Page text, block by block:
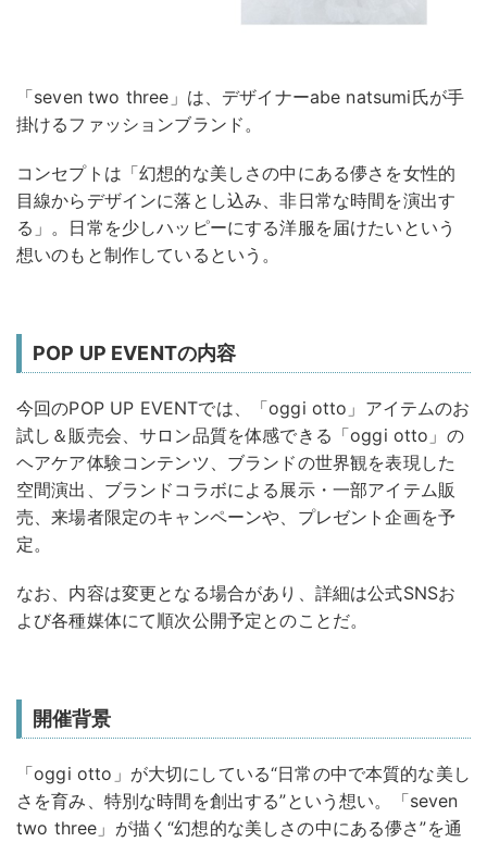
「seven two three」は、デザイナーabe natsumi氏が手
掛けるファッションブランド。
コンセプトは「幻想的な美しさの中にある儚さを女性的
目線からデザインに落とし込み、非日常な時間を演出す
る」。日常を少しハッピーにする洋服を届けたいという
想いのもと制作しているという。
POP UP EVENTの内容
今回のPOP UP EVENTでは、「oggi otto」アイテムのお
試し＆販売会、サロン品質を体感できる「oggi otto」の
ヘアケア体験コンテンツ、ブランドの世界観を表現した
空間演出、ブランドコラボによる展示・一部アイテム販
売、来場者限定のキャンペーンや、プレゼント企画を予
定。
なお、内容は変更となる場合があり、詳細は公式SNSお
よび各種媒体にて順次公開予定とのことだ。
開催背景
「oggi otto」が大切にしている“日常の中で本質的な美し
さを育み、特別な時間を創出する”という想い。「seven
two three」が描く“幻想的な美しさの中にある儚さ”を通